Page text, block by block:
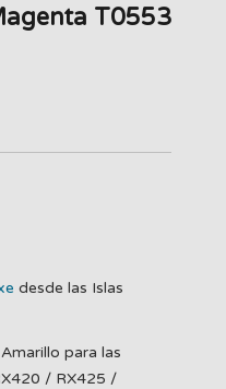
T0553
desde las Islas
para las
/ RX425 /